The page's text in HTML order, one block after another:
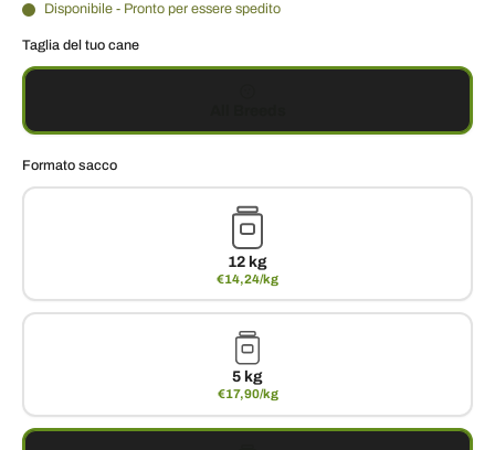
Disponibile - Pronto per essere spedito
Taglia del tuo cane
Formato sacco
12 kg
€14,24/kg
5 kg
€17,90/kg